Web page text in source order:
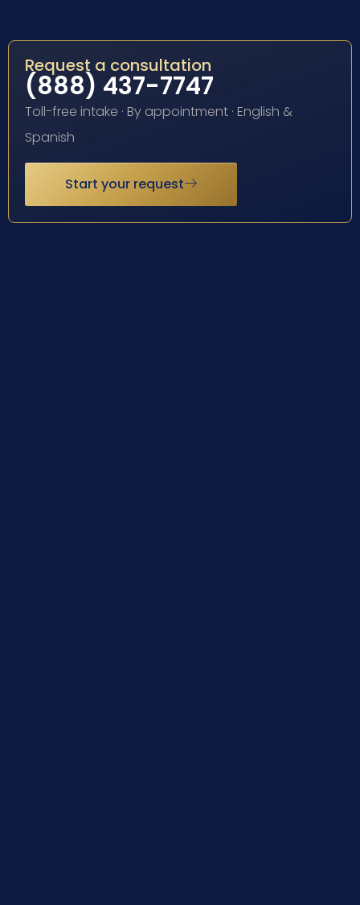
Request a consultation
(888) 437-7747
Toll-free intake · By appointment · English &
Spanish
Start your request